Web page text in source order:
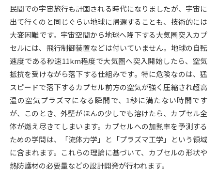
大学研究 大学検索
大学で学べる内容や特徴を調べる
新増設大学・学部・学科特集
国際・グローバルに強い大学特
集
データサイエンス特集 奨学金・特待生制度特集
デジタルパンフレット 進路の３択
民間での宇宙旅行も計画される時代になりましたが、宇宙に
出て行くのと同じぐらい地球に帰還することも、技術的には
大変困難です。宇宙空間から地球へ降下する大気圏突入カプ
セルには、飛行制御装置などは付いていません。地球の自転
速度である秒速11km程度で大気圏へ突入開始したら、空気
抵抗を受けながら落下する仕組みです。特に危険なのは、猛
スピードで落下するカプセル前方の空気が強く圧縮され超高
温の空気プラズマになる瞬間で、1秒に満たない時間です
が、このとき、外壁がほんの少しでも溶けたら、カプセル全
体が燃え尽きてしまいます。カプセルへの加熱率を予測する
ための学問は、「流体力学」と「プラズマ工学」という領域
に含まれます。これらの理論に基づいて、カプセルの形状や
熱防護材の必要量などの設計開発が行われます。